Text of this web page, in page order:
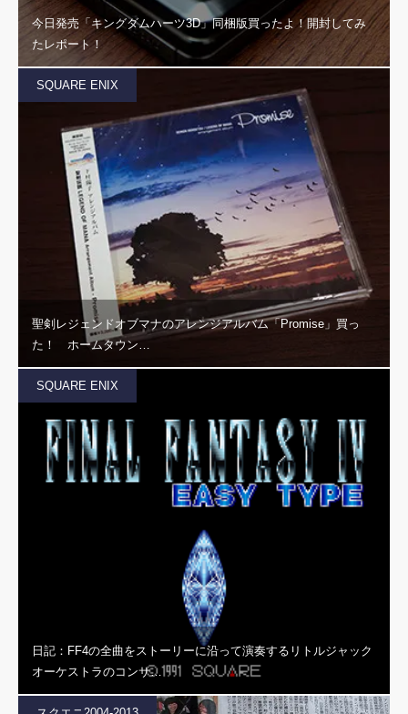
今日発売「キングダムハーツ3D」同梱版買ったよ！開封してみ
たレポート！
SQUARE ENIX
聖剣レジェンドオブマナのアレンジアルバム「Promise」買っ
た！ ホームタウン…
SQUARE ENIX
日記：FF4の全曲をストーリーに沿って演奏するリトルジャック
オーケストラのコンサ…